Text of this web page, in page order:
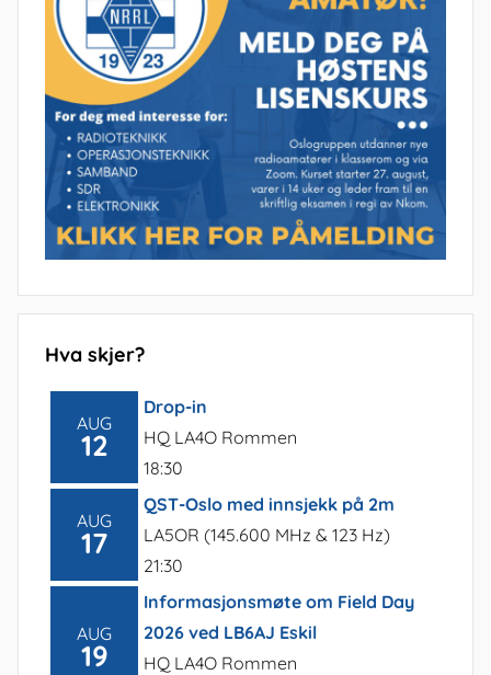
Hva skjer?
AUG
12
Drop-in
HQ LA4O Rommen
18:30
AUG
17
QST-Oslo med innsjekk på 2m
LA5OR (145.600 MHz & 123 Hz)
21:30
AUG
19
Informasjonsmøte om Field Day
2026 ved LB6AJ Eskil
HQ LA4O Rommen